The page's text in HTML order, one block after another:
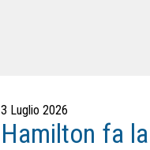
3 Luglio 2026
Hamilton fa